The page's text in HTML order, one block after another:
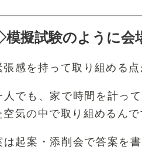
擬試験のように会
張感を持って取り組める点
人でも、家で時間を計っ
空気の中で取り組めるんで
は起案・添削会で答案を